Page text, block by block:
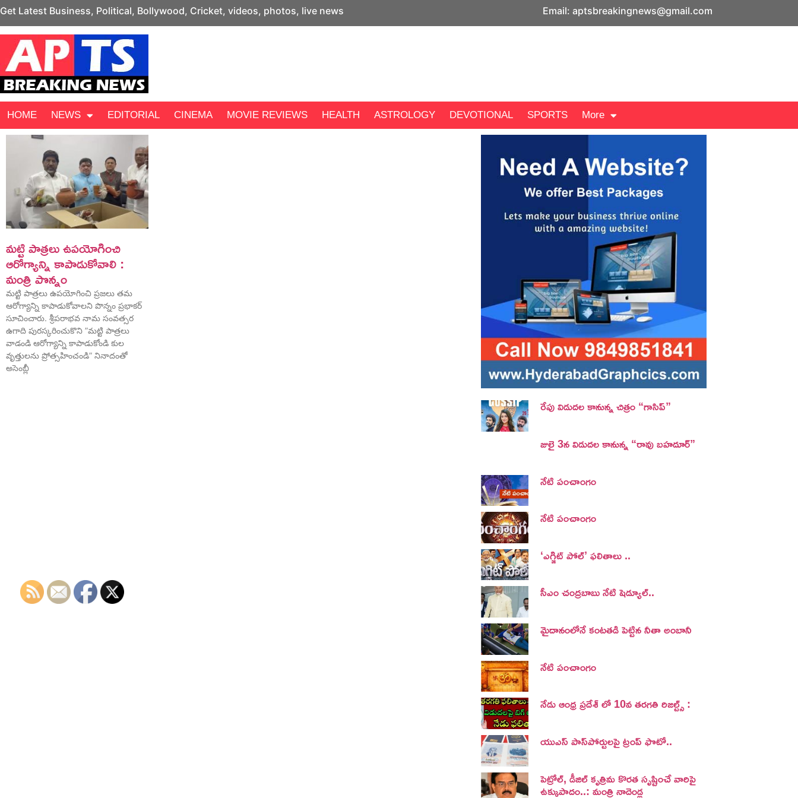
Get Latest Business, Political, Bollywood, Cricket, videos, photos, live news Email: aptsbreakingnews@gmail.com
HOME NEWS EDITORIAL CINEMA MOVIE REVIEWS HEALTH ASTROLOGY DEVOTIONAL SPORTS More
మట్టి పాత్రలు ఉపయోగించి
ఆరోగ్యాన్ని కాపాడుకోవాలి :
మంత్రి పొన్నం
మట్టి పాత్రలు ఉపయోగించి ప్రజలు తమ
ఆరోగ్యాన్ని కాపాడుకోవాలని పొన్నం ప్రభాకర్
సూచించారు. శ్రీపరాభవ నామ సంవత్సర
ఉగాది పురస్కరించుకొని ”మట్టి పాత్రలు
వాడండి ఆరోగ్యాన్ని కాపాడుకోండి కుల
వృత్తులను ప్రోత్సహించండి” నినాదంతో
అసెంబ్లీ
రేపు విడుదల కానున్న చిత్రం “గాసిప్”
జులై 3న విడుదల కానున్న “రావు బహదూర్”
నేటి పంచాంగం
నేటి పంచాంగం
‘ఎగ్జిట్ పోల్’ ఫలితాలు ..
సీఎం చంద్రబాబు నేటి షెడ్యూల్..
మైదానంలోనే కంటతడి పెట్టిన నీతా అంబానీ
నేటి పంచాంగం
నేడు ఆంధ్ర ప్రదేశ్ లో 10వ తరగతి రిజల్ట్స్ :
యుఎస్ పాస్‌పోర్టులపై ట్రంప్‌ ఫొటో..
పెట్రోల్, డీజిల్ కృత్రిమ కొరత సృష్టించే వారిపై
ఉక్కుపాదం..: మంత్రి నాదెండ్ల